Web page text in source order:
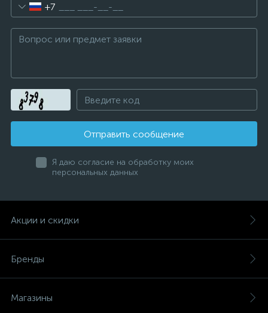
+7
Отправить сообщение
Я даю согласие на обработку моих
персональных данных
Акции и скидки
Бренды
Магазины